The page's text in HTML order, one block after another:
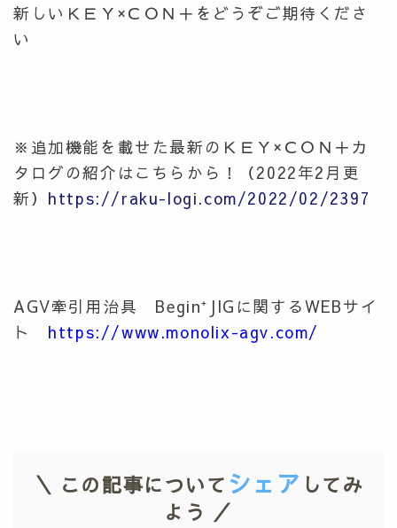
新しいＫＥＹ×ＣＯＮ＋をどうぞご期待くださ
い
※追加機能を載せた最新のＫＥＹ×ＣＯＮ＋カ
タログの紹介はこちらから！（2022年2月更
新） https://raku-logi.com/2022/02/2397
AGV牽引用治具 Begin⁺JIGに関するWEBサイ
ト https://www.monolix-agv.com/
＼ この記事について シェア してみ
よう ／